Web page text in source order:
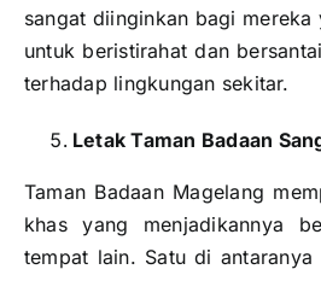
sangat diinginkan bagi
untuk beristirahat dan
terhadap lingkungan sekitar.
Letak Taman Badaan
Taman Badaan Magelang
khas yang menjadikannya
tempat lain. Satu di